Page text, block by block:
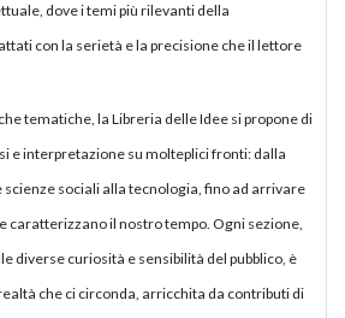
dove i temi più rilevanti della
con la serietà e la precisione che il lettore
tematiche, la Libreria delle Idee si propone di
e interpretazione su molteplici fronti: dalla
sociali alla tecnologia, fino ad arrivare
caratterizzano il nostro tempo. Ogni sezione,
diverse curiosità e sensibilità del pubblico, è
che ci circonda, arricchita da contributi di